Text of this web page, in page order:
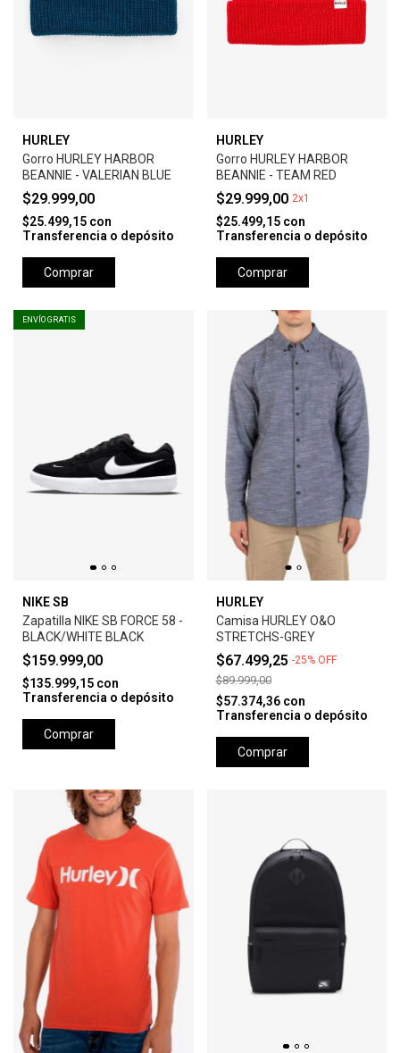
HURLEY
Gorro HURLEY HARBOR
BEANNIE - VALERIAN BLUE
$29.999,00
$25.499,15 con
Transferencia o depósito
Comprar
HURLEY
Gorro HURLEY HARBOR
BEANNIE - TEAM RED
$29.999,00 2x1
$25.499,15 con
Transferencia o depósito
Comprar
ENVÍO GRATIS
NIKE SB
Zapatilla NIKE SB FORCE 58 -
BLACK/WHITE BLACK
$159.999,00
$135.999,15 con
Transferencia o depósito
Comprar
HURLEY
Camisa HURLEY O&O
STRETCHS-GREY
$67.499,25 -25% OFF
$89.999,00
$57.374,36 con
Transferencia o depósito
Comprar